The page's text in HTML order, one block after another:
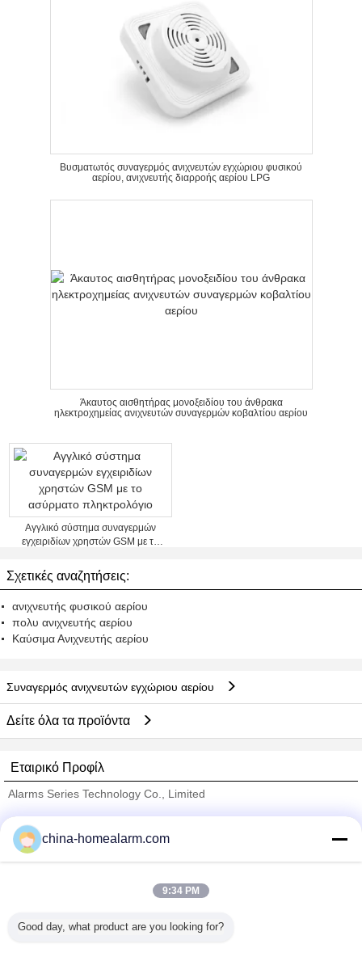
Βυσματωτός συναγερμός ανιχνευτών εγχώριου φυσικού
αερίου, ανιχνευτής διαρροής αερίου LPG
Άκαυτος αισθητήρας μονοξειδίου του άνθρακα
ηλεκτροχημείας ανιχνευτών συναγερμών κοβαλτίου αερίου
Αγγλικό σύστημα συναγερμών
εγχειριδίων χρηστών GSM με το
Σχετικές αναζητήσεις:
ανιχνευτής φυσικού αερίου
πολυ ανιχνευτής αερίου
Καύσιμα Ανιχνευτής αερίου
Συναγερμός ανιχνευτών εγχώριου αερίου
Δείτε όλα τα προϊόντα
Εταιρικό Προφίλ
Alarms Series Technology Co., Limited
Trust Seal
Verified Suplier
Όλα τα Προϊόντα
china-homealarm.com
9:34 PM
Good day, what product are you looking for?